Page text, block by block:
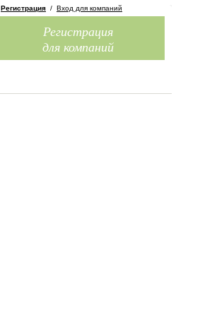
Регистрация / Вход для компаний
Регистрация
для компаний